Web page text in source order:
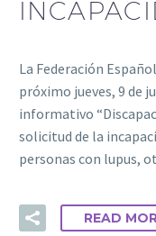
La Federación
próximo jueves, 9 de
informativo
solicitud de la
personas con lupus,
READ